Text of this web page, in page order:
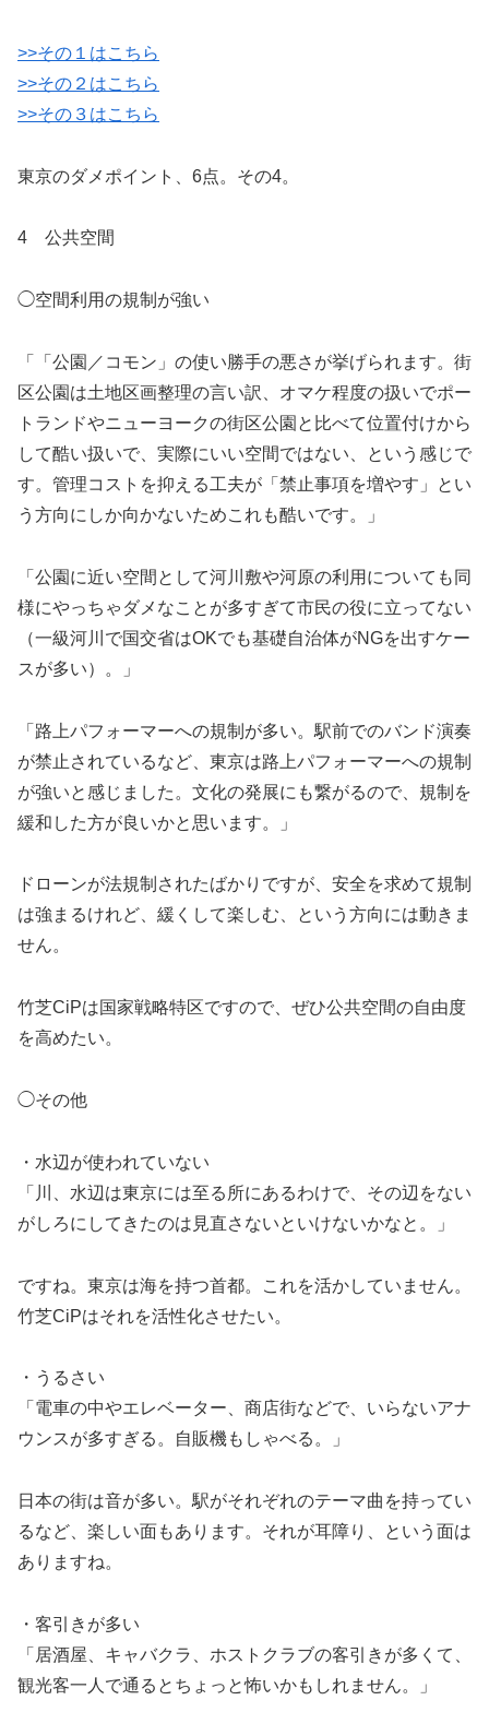
>>その１はこちら
>>その２はこちら
>>その３はこちら
東京のダメポイント、6点。その4。
4 公共空間
◯空間利用の規制が強い
「「公園／コモン」の使い勝手の悪さが挙げられます。街
区公園は土地区画整理の言い訳、オマケ程度の扱いでポー
トランドやニューヨークの街区公園と比べて位置付けから
して酷い扱いで、実際にいい空間ではない、という感じで
す。管理コストを抑える工夫が「禁止事項を増やす」とい
う方向にしか向かないためこれも酷いです。」
「公園に近い空間として河川敷や河原の利用についても同
様にやっちゃダメなことが多すぎて市民の役に立ってない
（一級河川で国交省はOKでも基礎自治体がNGを出すケー
スが多い）。」
「路上パフォーマーへの規制が多い。駅前でのバンド演奏
が禁止されているなど、東京は路上パフォーマーへの規制
が強いと感じました。文化の発展にも繋がるので、規制を
緩和した方が良いかと思います。」
ドローンが法規制されたばかりですが、安全を求めて規制
は強まるけれど、緩くして楽しむ、という方向には動きま
せん。
竹芝CiPは国家戦略特区ですので、ぜひ公共空間の自由度
を高めたい。
◯その他
・水辺が使われていない
「川、水辺は東京には至る所にあるわけで、その辺をない
がしろにしてきたのは見直さないといけないかなと。」
ですね。東京は海を持つ首都。これを活かしていません。
竹芝CiPはそれを活性化させたい。
・うるさい
「電車の中やエレベーター、商店街などで、いらないアナ
ウンスが多すぎる。自販機もしゃべる。」
日本の街は音が多い。駅がそれぞれのテーマ曲を持ってい
るなど、楽しい面もあります。それが耳障り、という面は
ありますね。
・客引きが多い
「居酒屋、キャバクラ、ホストクラブの客引きが多くて、
観光客一人で通るとちょっと怖いかもしれません。」